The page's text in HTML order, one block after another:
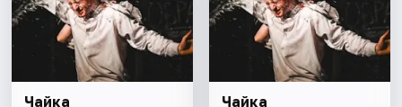
Чайка Чайка